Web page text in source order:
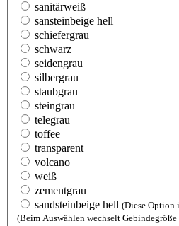
sanitärweiß
sansteinbeige hell
schiefergrau
schwarz
seidengrau
silbergrau
staubgrau
steingrau
telegrau
toffee
transparent
volcano
weiß
zementgrau
sandsteinbeige hell (Diese Option
(Beim Auswählen wechselt